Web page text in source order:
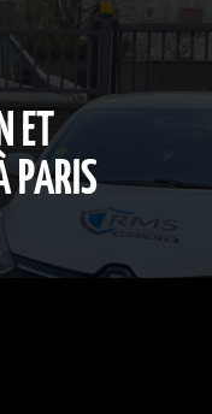
ET
PARIS